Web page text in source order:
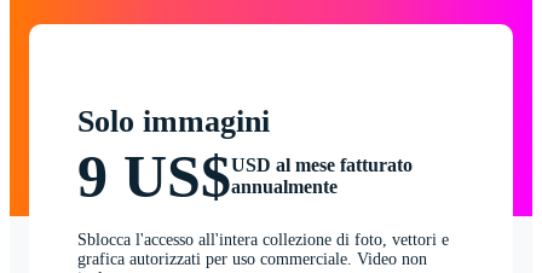
Solo immagini
9 US$USD al mese fatturato
annualmente
Sblocca l'accesso all'intera collezione di foto, vettori e
grafica autorizzati per uso commerciale. Video non